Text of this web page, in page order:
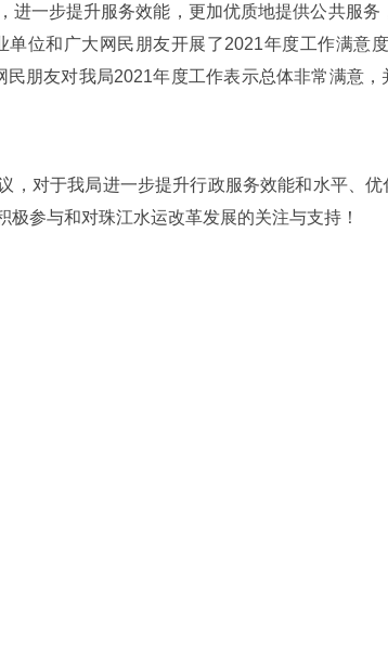
进一步提升服务效能，更加优质地提供公共服
位和广大网民朋友开展了2021年度工作满意
朋友对我局2021年度工作表示总体非常满意
，对于我局进一步提升行政服务效能和水平、
极参与和对珠江水运改革发展的关注与支持！